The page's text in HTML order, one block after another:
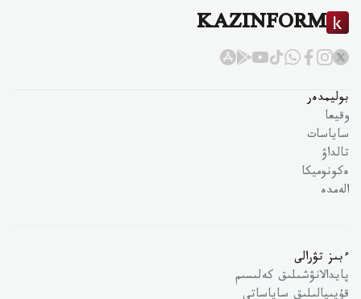
KAZINFORM
بوليمدەر
وقيعا
ساياسات
تالداۋ
ەكونوميكا
الەمدە
ءبىز تۋرالى
پايدالانۋشىلىق كەلىسىم